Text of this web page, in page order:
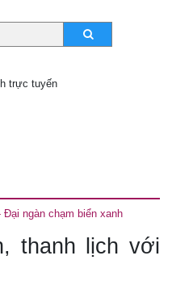
Đại ngàn chạm biển xanh
thanh lịch với